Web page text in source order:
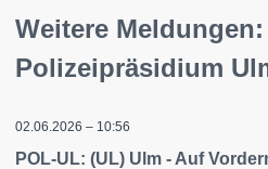
Weitere Meldungen:
Polizeipräsidium
02.06.2026 – 10:56
POL-UL: (UL) Ulm - Auf